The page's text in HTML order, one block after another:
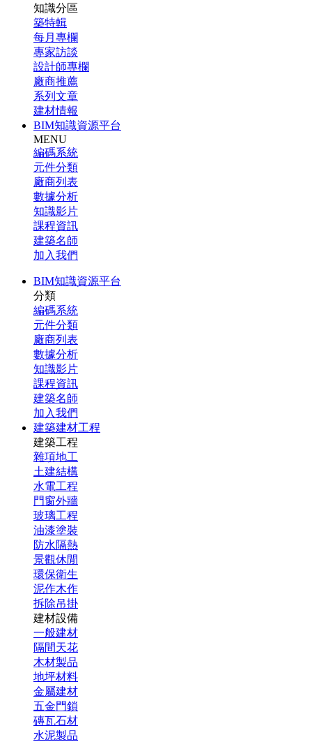
知識分區
築特輯
每月專欄
專家訪談
設計師專欄
廠商推薦
系列文章
建材情報
BIM知識資源平台
MENU
編碼系統
元件分類
廠商列表
數據分析
知識影片
課程資訊
建築名師
加入我們
BIM知識資源平台
分類
編碼系統
元件分類
廠商列表
數據分析
知識影片
課程資訊
建築名師
加入我們
建築建材工程
建築工程
雜項地工
土建結構
水電工程
門窗外牆
玻璃工程
油漆塗裝
防水隔熱
景觀休閒
環保衛生
泥作木作
拆除吊掛
建材設備
一般建材
隔間天花
木材製品
地坪材料
金屬建材
五金門鎖
磚瓦石材
水泥製品